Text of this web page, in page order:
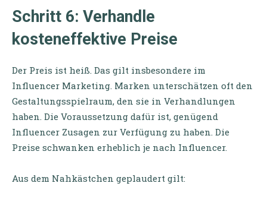
Schritt 6: Verhandle
kosteneffektive Preise
Der Preis ist heiß. Das gilt insbesondere im
Influencer Marketing. Marken unterschätzen oft den
Gestaltungsspielraum, den sie in Verhandlungen
haben. Die Voraussetzung dafür ist, genügend
Influencer Zusagen zur Verfügung zu haben. Die
Preise schwanken erheblich je nach Influencer.
Aus dem Nahkästchen geplaudert gilt: